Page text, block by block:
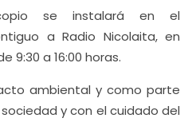
se instalará en el
a Radio Nicolaita, en
9:30 a 16:00 horas.
ambiental y como parte
y con el cuidado del